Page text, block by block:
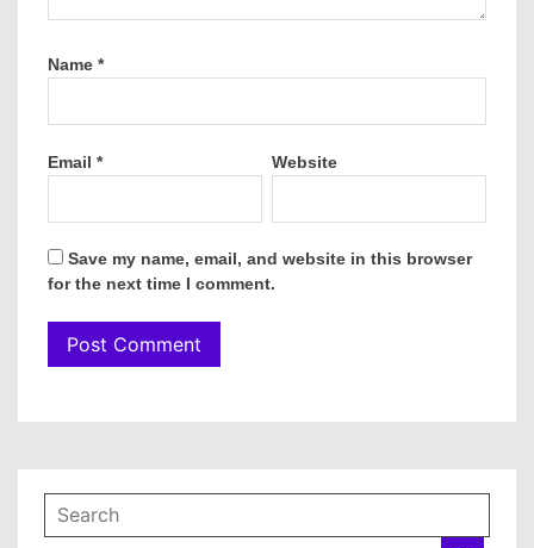
Name *
Email * Website
Save my name, email, and website in this browser
for the next time I comment.